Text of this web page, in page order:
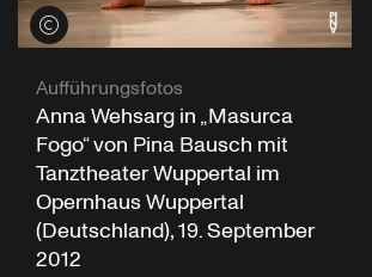
Credits öffnen
Aufführungsfotos
Anna Wehsarg in „Masurca
Fogo“ von Pina Bausch mit
Tanztheater Wuppertal im
Opernhaus Wuppertal
(Deutschland), 19. September
2012